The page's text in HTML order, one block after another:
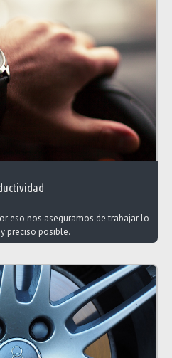
eso nos aseguramos de trabajar lo
preciso posible.